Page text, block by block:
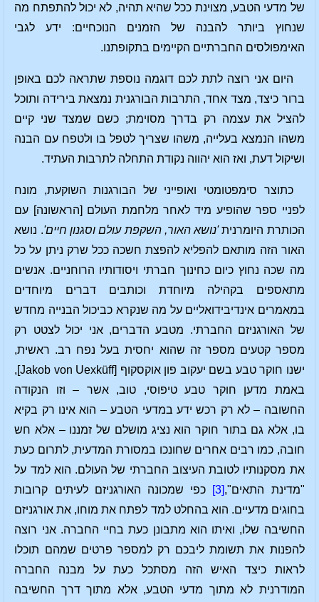
של מדעי הטבע, מצוינת ככל שהיא תהיה, לא יכול להתפתח מה
שנחוץ ביותר להבנה של הזמנים הנוכחיים: ידע לגבי
האימפולסים החברתיים הקיימים בתקופתנו.
היום אני רוצה לתת לכם דוגמה נוספת שתראה לכם באופן
ברור כיצד, מצד אחד, התרבות הבורגנית נמצאת בירידה ותוכל
להציל את עצמה רק בדרך מסוימת; כשם שמצד שני קיים
משהו הנמצא בעלייה, משהו שצריך לטפל בו ולטפח עם הבנה
ושיקול דעת, ואז הוא יהווה נקודת התחלה לתרבות העתיד.
כתוצר סימפטומטי ואופייני של הבורגנות השוקעת, מונח
לפניי ספר שהופיע מיד לאחר מלחמת העולם [הראשונה] עם
הכותרת היומרנית'נושא האור, השקפת עולם וסגנון חיים'. נושא
האור הזה מותאם להפליא להפצת חשכה ככל שרק ניתן על כל
מה שכה נחוץ כיום כחינוך חברתי ויסודותיו הרוחניים. אנשים
מתאספים בקהילה מיוחדת וכותבים דברים מיוחדים
במאמרים אינדיבידואליים על מה שנקרא כביכול הבנייה מחדש
של האורגניזם החברתי. מטבע הדברים, אני יכול לצטט רק
מספר קטעים מספר זה שהוא יחסית בעל נפח רב. ראשית,
ישנו חוקר טבע בשם יעקוב פון אוקסקוף [Jakob von Uexküff],
באמת מדען חוקר טבע טיפוסי, טוב, אשר – וזו הנקודה
החשובה – לא רק רכש ידע במדעי הטבע – הוא אינו רק בקיא
בו, אלא גם בתור חוקר הוא נציג מושלם של זמננו – אלא חש
חובה, כמו רבים אחרים שחונכו במסורת המדעית, לתרום כעת
את מסקנותיו לטובת העיצוב החברתי של העולם. הוא למד על
"מדינת התאים",[3]
כפי שמכונה האורגניזם לעיתים קרובות
בחוגים מדעיים. הוא בהחלט למד לפתח את מוחו, את אורגניזם
החשיבה שלו, ואיתו הוא מתבונן כעת בחיי החברה. אני רוצה
להפנות את תשומת ליבכם רק למספר פרטים שמהם תוכלו
לראות כיצד האיש הזה מסתכל כעת על מבנה החברה
המודרנית לא מתוך מדעי הטבע, אלא מתוך דרך החשיבה